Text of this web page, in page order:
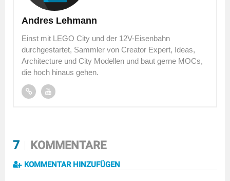
Andres Lehmann
Einst mit LEGO City und der 12V-Eisenbahn
durchgestartet, Sammler von Creator Expert, Ideas,
Architecture und City Modellen und baut gerne MOCs,
die hoch hinaus gehen.
7 KOMMENTARE
KOMMENTAR HINZUFÜGEN